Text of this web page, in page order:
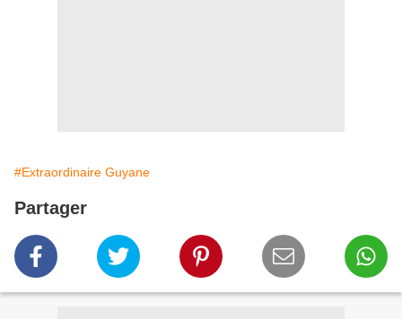
#Extraordinaire Guyane
Partager